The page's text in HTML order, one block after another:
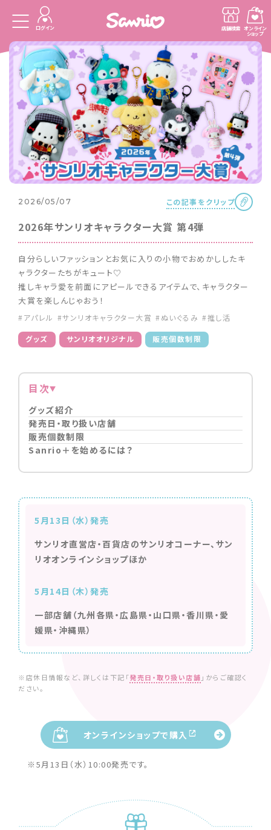
ログイン 店舗検索 オンライン
ショップ
2026/05/07 この記事をクリップ
2026年サンリオキャラクター大賞 第4弾
自分らしいファッションとお気に入りの小物でおめかししたキ
ャラクターたちがキュート♡
推しキャラ愛を前面にアピールできるアイテムで、キャラクター
大賞を楽しんじゃおう！
#アパレル #サンリオキャラクター大賞 #ぬいぐるみ #推し活
グッズ サンリオオリジナル 販売個数制限
目次
グッズ紹介
発売日・取り扱い店舗
販売個数制限
Sanrio＋を始めるには？
5月13日（水）発売
サンリオ直営店・百貨店のサンリオコーナー、サン
リオオンラインショップほか
5月14日（木）発売
一部店舗（九州各県・広島県・山口県・香川県・愛
媛県・沖縄県）
※店休日情報など、詳しくは下記「発売日・取り扱い店舗 」からご確認く
ださい。
オンラインショップで購入
※5月13日（水）10:00発売です。